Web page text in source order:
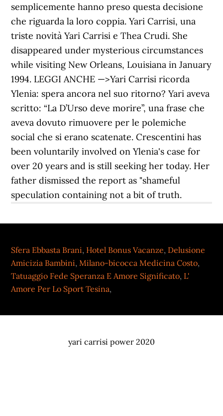
Sfera Ebbasta Brani, Hotel Bonus Vacanze, Delusione
Amicizia Bambini,Milano-bicocca Medicina Costo,
Tatuaggio Fede Speranza E Amore Significato, L'
Amore Per Lo Sport Tesina,
yari carrisi power 2020